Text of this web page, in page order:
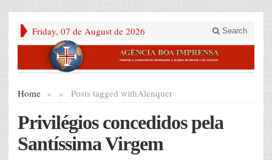
Friday, 07 de August de 2026 Search
Home » Posts tagged with
» Alenquer
Privilégios concedidos pela
Santíssima Virgem